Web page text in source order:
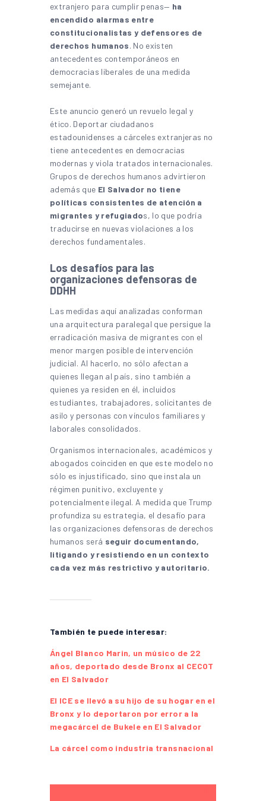
extranjero para cumplir penas— ha
encendido alarmas entre
constitucionalistas y defensores de
derechos humanos. No existen
antecedentes contemporáneos en
democracias liberales de una medida
semejante.
Este anuncio generó un revuelo legal y
ético. Deportar ciudadanos
estadounidenses a cárceles extranjeras no
tiene antecedentes en democracias
modernas y viola tratados internacionales.
Grupos de derechos humanos advirtieron
además que El Salvador no tiene
políticas consistentes de atención a
migrantes y refugiados, lo que podría
traducirse en nuevas violaciones a los
derechos fundamentales.
Los desafíos para las
organizaciones defensoras de
DDHH
Las medidas aquí analizadas conforman
una arquitectura paralegal que persigue la
erradicación masiva de migrantes con el
menor margen posible de intervención
judicial. Al hacerlo, no sólo afectan a
quienes llegan al país, sino también a
quienes ya residen en él, incluidos
estudiantes, trabajadores, solicitantes de
asilo y personas con vínculos familiares y
laborales consolidados.
Organismos internacionales, académicos y
abogados coinciden en que este modelo no
sólo es injustificado, sino que instala un
régimen punitivo, excluyente y
potencialmente ilegal. A medida que Trump
profundiza su estrategia, el desafío para
las organizaciones defensoras de derechos
humanos será seguir documentando,
litigando y resistiendo en un contexto
cada vez más restrictivo y autoritario.
También te puede interesar:
Ángel Blanco Marin, un músico de 22
años, deportado desde Bronx al CECOT
en El Salvador
El ICE se llevó a su hijo de su hogar en el
Bronx y lo deportaron por error a la
megacárcel de Bukele en El Salvador
La cárcel como industria transnacional